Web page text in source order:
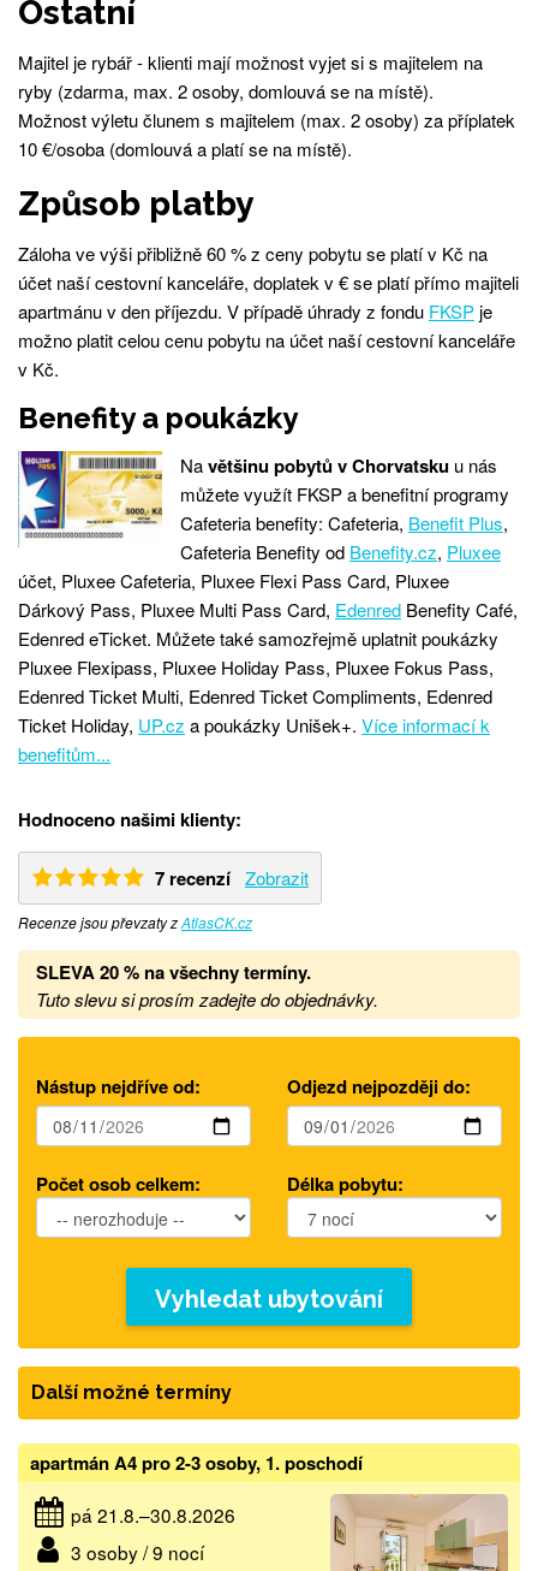
Ostatní
Majitel je rybář - klienti mají možnost vyjet si s majitelem na
ryby (zdarma, max. 2 osoby, domlouvá se na místě).
Možnost výletu člunem s majitelem (max. 2 osoby) za příplatek
10 €/osoba (domlouvá a platí se na místě).
Způsob platby
Záloha ve výši přibližně 60 % z ceny pobytu se platí v Kč na
účet naší cestovní kanceláře, doplatek v € se platí přímo majiteli
apartmánu v den příjezdu. V případě úhrady z fondu FKSPje
možno platit celou cenu pobytu na účet naší cestovní kanceláře
v Kč.
Benefity a poukázky
Navětšinu pobytů v Chorvatsku u nás
můžete využít FKSP a benefitní programy
Cafeteria benefity: Cafeteria, Benefit Plus,
Cafeteria Benefity od Benefity.cz, Pluxee
účet, Pluxee Cafeteria, Pluxee Flexi Pass Card, Pluxee
Dárkový Pass, Pluxee Multi Pass Card, Edenred Benefity Café,
Edenred eTicket. Můžete také samozřejmě uplatnit poukázky
Pluxee Flexipass, Pluxee Holiday Pass, Pluxee Fokus Pass,
Edenred Ticket Multi, Edenred Ticket Compliments, Edenred
Ticket Holiday, UP.cz a poukázky Unišek+. Více informací k
benefitům...
Hodnoceno našimi klienty:
7 recenzí Zobrazit
Recenze jsou převzaty zAtlasCK.cz
SLEVA 20 % na všechny termíny.
Tuto slevu si prosím zadejte do objednávky.
Nástup nejdříve od: Odjezd nejpozději do:
Počet osob celkem: Délka pobytu:
Vyhledat ubytování
Další možné termíny
apartmán A4 pro 2-3 osoby, 1. poschodí
pá 21.8.–30.8.2026
3 osoby / 9 nocí